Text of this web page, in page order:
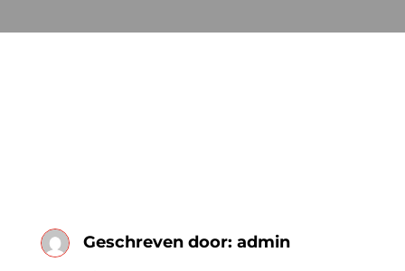
Geschreven door: admin